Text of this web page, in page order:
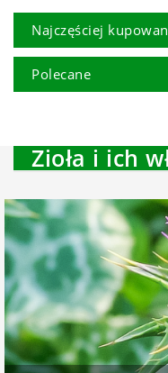
Najczęściej
Polecane
Zioła i ich